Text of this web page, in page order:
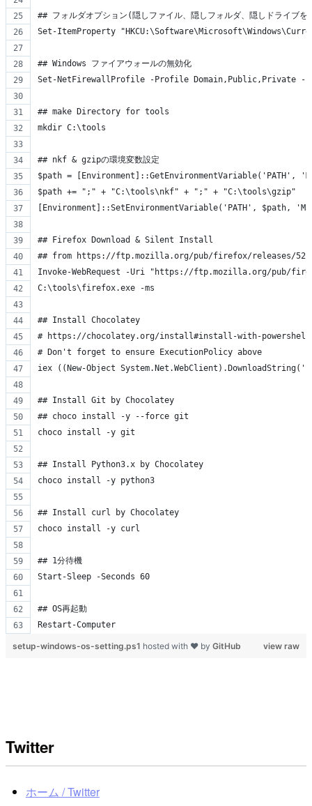
## フォルダオプション(隠しファイル、隠しフォルダ、隠しドライブを
Set-ItemProperty
## Windows ファイアウォールの無効化
Set-NetFirewallProfile -Profile Domain,Public,Private -
## make Directory for tools
mkdir C:\tools
## nkf & gzipの環境変数設定
$path = [Environment]::GetEnvironmentVariable('PATH',
$path += ";" + "C:\tools\nkf" + ";" + "C:\tools\gzip"
[Environment]::SetEnvironmentVariable('PATH', $path,
## Firefox Download & Silent Install
## from https://ftp.mozilla.org/pub/firefox/releases/
Invoke-WebRequest -Uri "https://ftp.mozilla.org/pub/
C:\tools\firefox.exe -ms
## Install Chocolatey
# https://chocolatey.org/install#install-with-
# Don't forget to ensure ExecutionPolicy above
iex ((New-Object
## Install Git by Chocolatey
## choco install -y --force git
choco install -y git
## Install Python3.x by Chocolatey
choco install -y python3
## Install curl by Chocolatey
choco install -y curl
## 1分待機
Start-Sleep -Seconds 60
## OS再起動
Restart-Computer
view raw
setup-windows-os-setting.ps1 hosted with ❤ by GitHub
Twitter
ホーム / Twitter